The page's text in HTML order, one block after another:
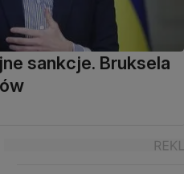
sankcje. Bruksela